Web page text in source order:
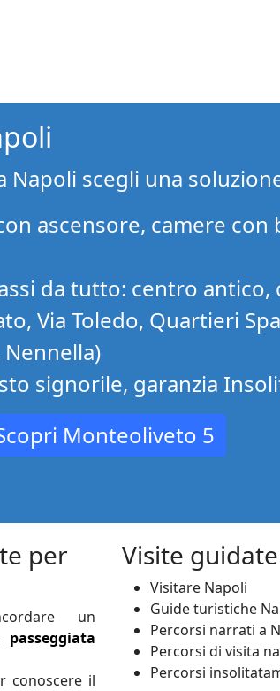
Napoli scegli una
ascensore, camere con
da tutto: centro antico,
Via Toledo, Quartieri
signorile, garanzia
Monteoliveto 5
per
un
passeggiata
conoscere il
Visite
Visitare Napoli
Guide turistiche
Percorsi narrati a
Percorsi di visita
Percorsi